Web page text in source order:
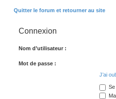
Quitter le forum et retourner au site
Connexion
Nom d’utilisateur :
Mot de passe :
J’ai